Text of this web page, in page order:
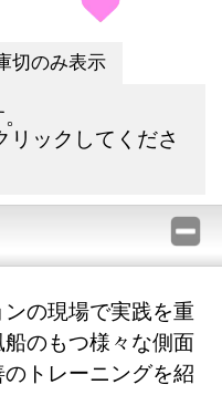
切のみ表示
リックしてくださ
の現場で実践を重
のもつ様々な側面
トレーニングを紹